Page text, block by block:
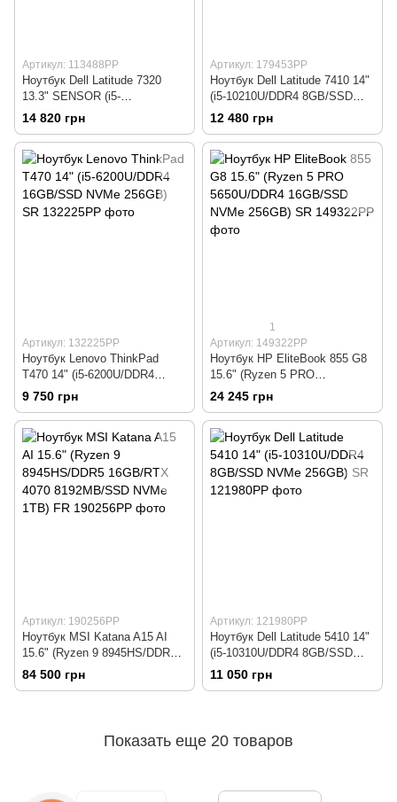
Артикул: 113488РР
Ноутбук Dell Latitude 7320
13.3" SENSOR (i5-
1145G7/DDR4 8GB/SSD NVMe
512GB) SR
14 820 грн
Артикул: 179453РР
Ноутбук Dell Latitude 7410 14"
(i5-10210U/DDR4 8GB/SSD
NVMe 512GB) SR
12 480 грн
Артикул: 132225РР
Ноутбук Lenovo ThinkPad
T470 14" (i5-6200U/DDR4
16GB/SSD NVMe 256GB) SR
9 750 грн
1
Артикул: 149322РР
Ноутбук HP EliteBook 855 G8
15.6" (Ryzen 5 PRO
5650U/DDR4 16GB/SSD NVMe
256GB) SR
24 245 грн
Артикул: 190256РР
Ноутбук MSI Katana A15 AI
15.6" (Ryzen 9 8945HS/DDR5
16GB/RTX 4070 8192MB/SSD
NVMe 1TB) FR
84 500 грн
Артикул: 121980РР
Ноутбук Dell Latitude 5410 14"
(i5-10310U/DDR4 8GB/SSD
NVMe 256GB) SR
11 050 грн
Показать еще 20 товаров